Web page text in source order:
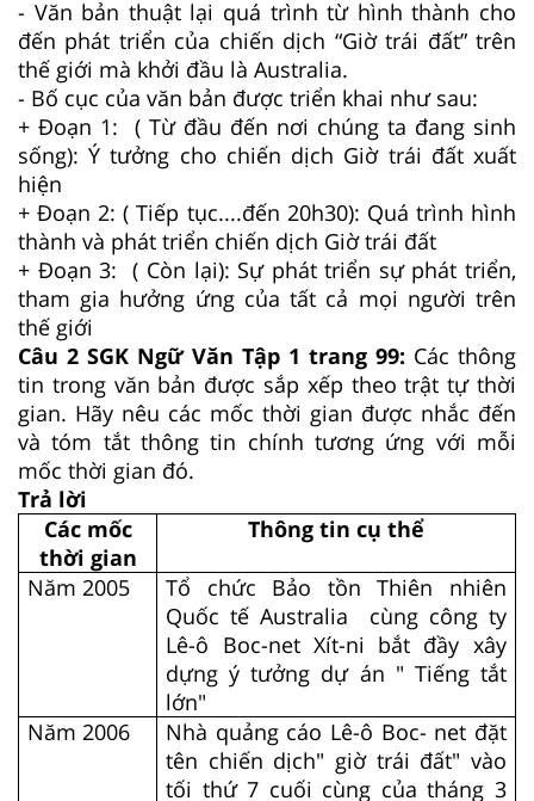
- Văn bản thuật lại quá trình từ hình thành cho
đến phát triển của chiến dịch “Giờ trái đất” trên
thế giới mà khởi đầu là Australia.
- Bố cục của văn bản được triển khai như sau:
+ Đoạn 1: ( Từ đầu đến nơi chúng ta đang sinh
sống): Ý tưởng cho chiến dịch Giờ trái đất xuất
hiện
+ Đoạn 2: ( Tiếp tục....đến 20h30): Quá trình hình
thành và phát triển chiến dịch Giờ trái đất
+ Đoạn 3: ( Còn lại): Sự phát triển sự phát triển,
tham gia hưởng ứng của tất cả mọi người trên
thế giới
Câu 2 SGK Ngữ Văn Tập 1 trang 99: Các thông
tin trong văn bản được sắp xếp theo trật tự thời
gian. Hãy nêu các mốc thời gian được nhắc đến
và tóm tắt thông tin chính tương ứng với mỗi
mốc thời gian đó.
Trả lời
Các mốc
thời gian
Thông tin cụ thể
Năm 2005
Tổ chức Bảo tồn Thiên nhiên
Quốc tế Australia cùng công ty
Lê-ô Boc-net Xít-ni bắt đầy xây
dựng ý tưởng dự án " Tiếng tắt
lớn"
Năm 2006
Nhà quảng cáo Lê-ô Boc- net đặt
tên chiến dịch" giờ trái đất" vào
tối thứ 7 cuối cùng của tháng 3